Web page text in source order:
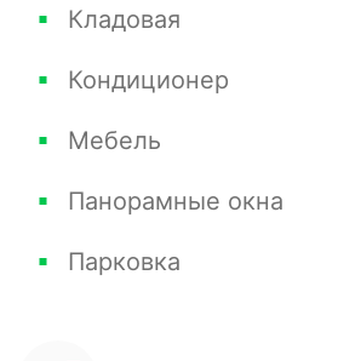
Кладовая
Кондиционер
Мебель
Панорамные окна
Парковка